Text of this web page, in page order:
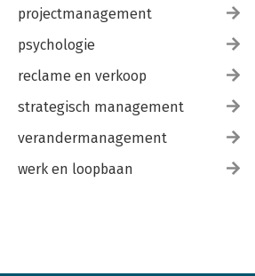
projectmanagement
psychologie
reclame en verkoop
strategisch management
verandermanagement
werk en loopbaan